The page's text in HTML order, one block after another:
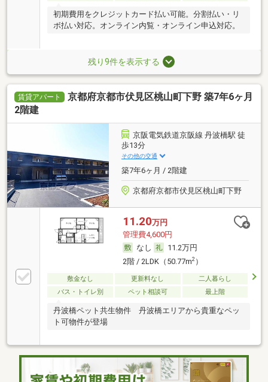
初期費用をクレジットカード払い可能。分割払い・リ
ボ払い対応。オンライン内覧・オンライン申込対応。
残り9件を表示する
賃貸アパート
京都府京都市伏見区桃山町下野 築7年6ヶ月
2階建
京阪電気鉄道京阪線 丹波橋駅 徒
歩13分
その他の交通
築7年6ヶ月 / 2階建
京都府京都市伏見区桃山町下野
11.20万円
管理費4,600円
なし
11.2万円
2階 / 2LDK（50.77m2）
敷金なし 更新料なし
二人暮らし
バス・トイレ別
ペット相談可 最上階
丹波橋ペット共生物件 丹波橋エリアから貴重なペッ
ト可物件が登場